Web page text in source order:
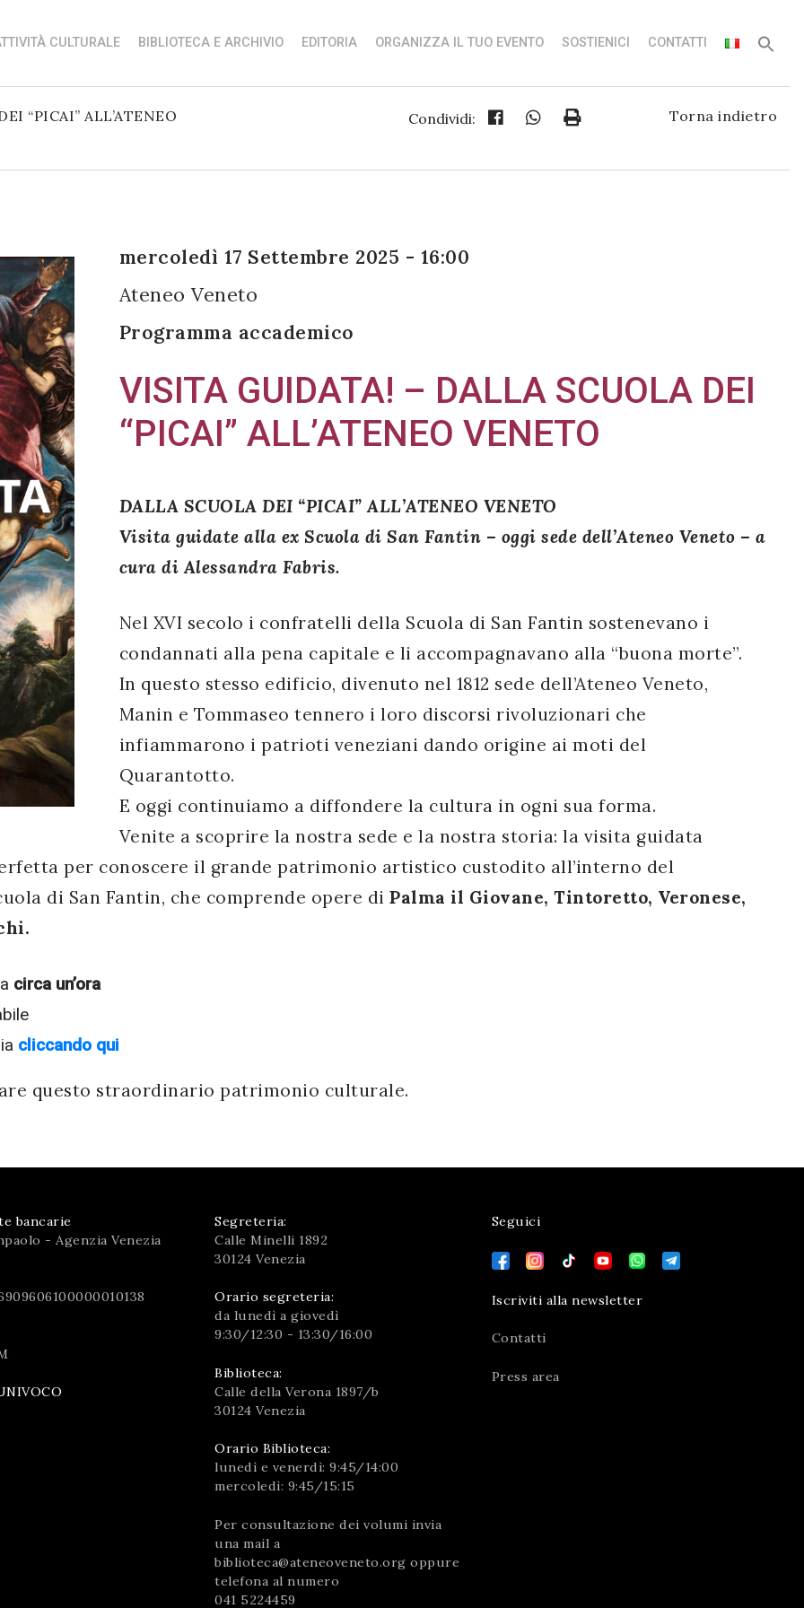
CULTURALE BIBLIOTECA E ARCHIVIO EDITORIA ORGANIZZA IL TUO EVENTO SOSTIENICI CONTATTI
“PICAI” ALL’ATENEO
Condividi: Torna indietro
mercoledì 17 Settembre 2025 - 16:00
Ateneo Veneto
Programma accademico
VISITA GUIDATA! – DALLA SCUOLA DEI
“PICAI” ALL’ATENEO VENETO
DALLA SCUOLA DEI “PICAI” ALL’ATENEO VENETO
Visita guidate alla ex Scuola di San Fantin – oggi sede dell’Ateneo Veneto – a
cura di Alessandra Fabris.
Nel XVI secolo i confratelli della Scuola di San Fantin sostenevano i
condannati alla pena capitale e li accompagnavano alla “buona morte”.
In questo stesso edificio, divenuto nel 1812 sede dell’Ateneo Veneto,
Manin e Tommaseo tennero i loro discorsi rivoluzionari che
infiammarono i patrioti veneziani dando origine ai moti del
Quarantotto.
E oggi continuiamo a diffondere la cultura in ogni sua forma.
Venite a scoprire la nostra sede e la nostra storia: la visita guidata
per conoscere il grande patrimonio artistico custodito all’interno del
di San Fantin, che comprende opere di Palma il Giovane, Tintoretto, Veronese,
circa un’ora
cliccando qui
questo straordinario patrimonio culturale.
bancarie
- Agenzia Venezia
Segreteria:
Calle Minelli 1892
30124 Venezia
Orario segreteria:
da lunedì a giovedì
9:30/12:30 - 13:30/16:00
Biblioteca:
Calle della Verona 1897/b
30124 Venezia
Orario Biblioteca:
lunedì e venerdì: 9:45/14:00
mercoledì: 9:45/15:15
Per consultazione dei volumi invia
una mail a
biblioteca@ateneoveneto.org oppure
telefona al numero
041 5224459
Seguici
Iscriviti alla newsletter
Contatti
Press area